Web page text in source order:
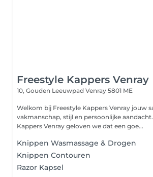
Freestyle Kappers Venray
10, Gouden Leeuwpad Venray 5801 ME
Welkom bij Freestyle Kappers Venray jouw salon voor
vakmanschap, stijl en persoonlijke aandacht. Bij Freestyle
Kappers Venray geloven we dat een goe...
Knippen Wasmassage & Drogen
Knippen Contouren
Razor Kapsel